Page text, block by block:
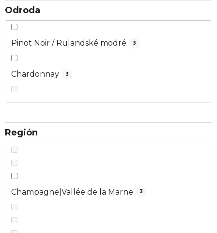
Odroda
Pinot Noir / Rulandské modré 3
Chardonnay 3
Región
Champagne|Vallée de la Marne 3